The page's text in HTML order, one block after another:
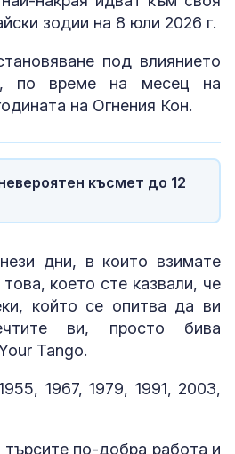
зодии на 8 юли 2026 г.
под влиянието
по време на месец на
на Огнения Кон.
късмет до 12
дни, в които взимате
което сте казвали, че
който се опитва да ви
ви, просто бива
Tango.
1967, 1979, 1991, 2003,
по-добра работа и